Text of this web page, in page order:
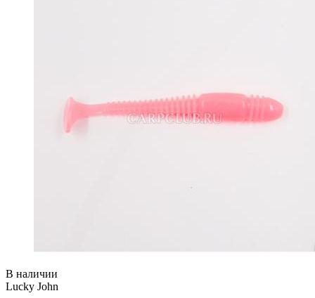
В наличии
Lucky John